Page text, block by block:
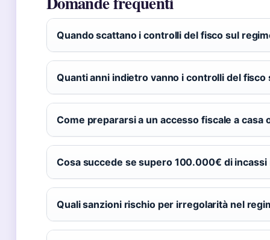
Quando scattano i controlli del fisco sul
Quanti anni indietro vanno i controlli del
Come prepararsi a un accesso fiscale a casa
Cosa succede se supero 100.000€ di
Quali sanzioni rischio per irregolarità nel